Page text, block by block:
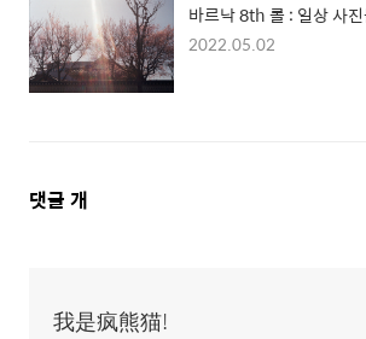
바르낙 8th 롤 : 일상 사
2022.05.02
댓
댓글 개
我是疯熊猫!